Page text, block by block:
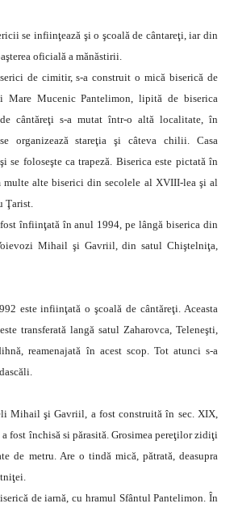
se infiinţează şi o şcoală de cântareţi, iar din
oficială a mănăstirii.
de cimitir, s-a construit o mică biserică de
Mare Mucenic Pantelimon, lipită de biserica
cântăreţi s-a mutat într-o altă localitate, în
organizează stareţia şi câteva chilii. Casa
se foloseşte ca trapeză. Biserica este pictată în
multe alte biserici din secolele al XVIII-lea şi al
Ţarist.
înfiinţată în anul 1994, pe lângă biserica din
Mihail şi Gavriil, din satul Chiştelniţa,
este infiinţată o şcoală de cântăreţi. Aceasta
transferată langă satul Zaharovca, Teleneşti,
reamenajată în acest scop. Tot atunci s-a
Mihail şi Gavriil, a fost construită în sec. XIX,
fost închisă si părasită. Grosimea pereţilor zidiţi
de metru. Are o tindă mică, pătrată, deasupra
de iarnă, cu hramul Sfântul Pantelimon. În